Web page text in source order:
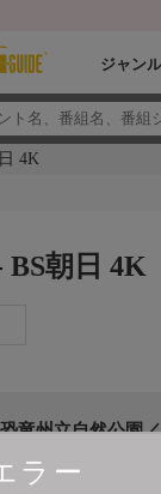
ジャンル
4K
ラー
朝日 4K
竜州立自然公園
カレンダー登